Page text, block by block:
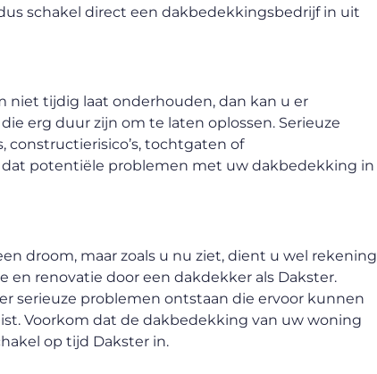
schakel direct een dakbedekkingsbedrijf in uit
tijdig laat onderhouden, dan kan u er
erg duur zijn om te laten oplossen. Serieuze
constructierisico’s, tochtgaten of
dat potentiële problemen met uw dakbedekking in
droom, maar zoals u nu ziet, dient u wel rekening
renovatie door een dakdekker als Dakster.
serieuze problemen ontstaan die ervoor kunnen
Voorkom dat de dakbedekking van uw woning
op tijd Dakster in.